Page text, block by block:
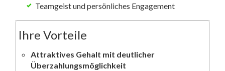
Teamgeist und persönliches Engagement
Ihre Vorteile
Attraktives Gehalt mit deutlicher
Überzahlungsmöglichkeit